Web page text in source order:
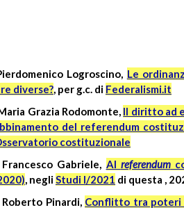
Logroscino, Le
diverse?, per g.c. di Federalismi.it
Grazia Rodomonte, Il diritto ad
del referendum
costituzionale
Francesco Gabriele, Al referendum
, negliStudi I/2021 di questa ,
Roberto Pinardi, Conflitto tra poteri